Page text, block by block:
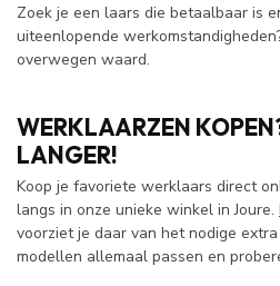
Zoek je een laars die betaalbaar is
uiteenlopende
overwegen waard.
WERKLAARZEN
LANGER!
Koop je favoriete werklaars direct
langs in onze unieke winkel in Joure.
voorziet je daar van het nodige
modellen allemaal passen en